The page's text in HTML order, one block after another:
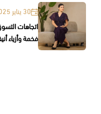
30 يناير 2025
فخمة وأزياء